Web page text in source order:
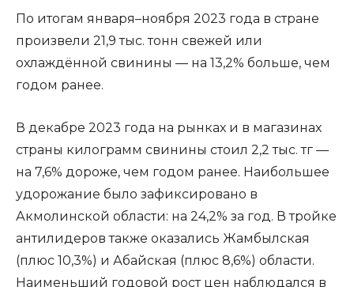
По итогам января–ноября 2023 года в стране
произвели 21,9 тыс. тонн свежей или
охлаждённой свинины — на 13,2% больше, чем
годом ранее.
В декабре 2023 года на рынках и в магазинах
страны килограмм свинины стоил 2,2 тыс. тг —
на 7,6% дороже, чем годом ранее. Наибольшее
удорожание было зафиксировано в
Акмолинской области: на 24,2% за год. В тройке
антилидеров также оказались Жамбылская
(плюс 10,3%) и Абайская (плюс 8,6%) области.
Наименьший годовой рост цен наблюдался в